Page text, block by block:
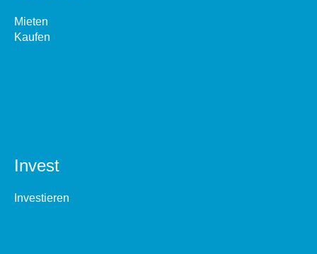
Mieten
Kaufen
Invest
Investieren